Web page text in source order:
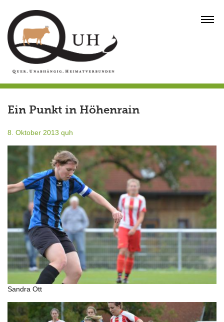
content
Ein Punkt in Höhenrain
8. Oktober 2013 quh
Sandra Ott